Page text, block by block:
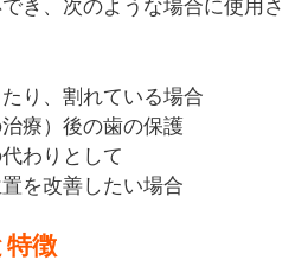
き、次のような場合に使用さ
り、割れている場合
療）後の歯の保護
わりとして
を改善したい場合
特徴